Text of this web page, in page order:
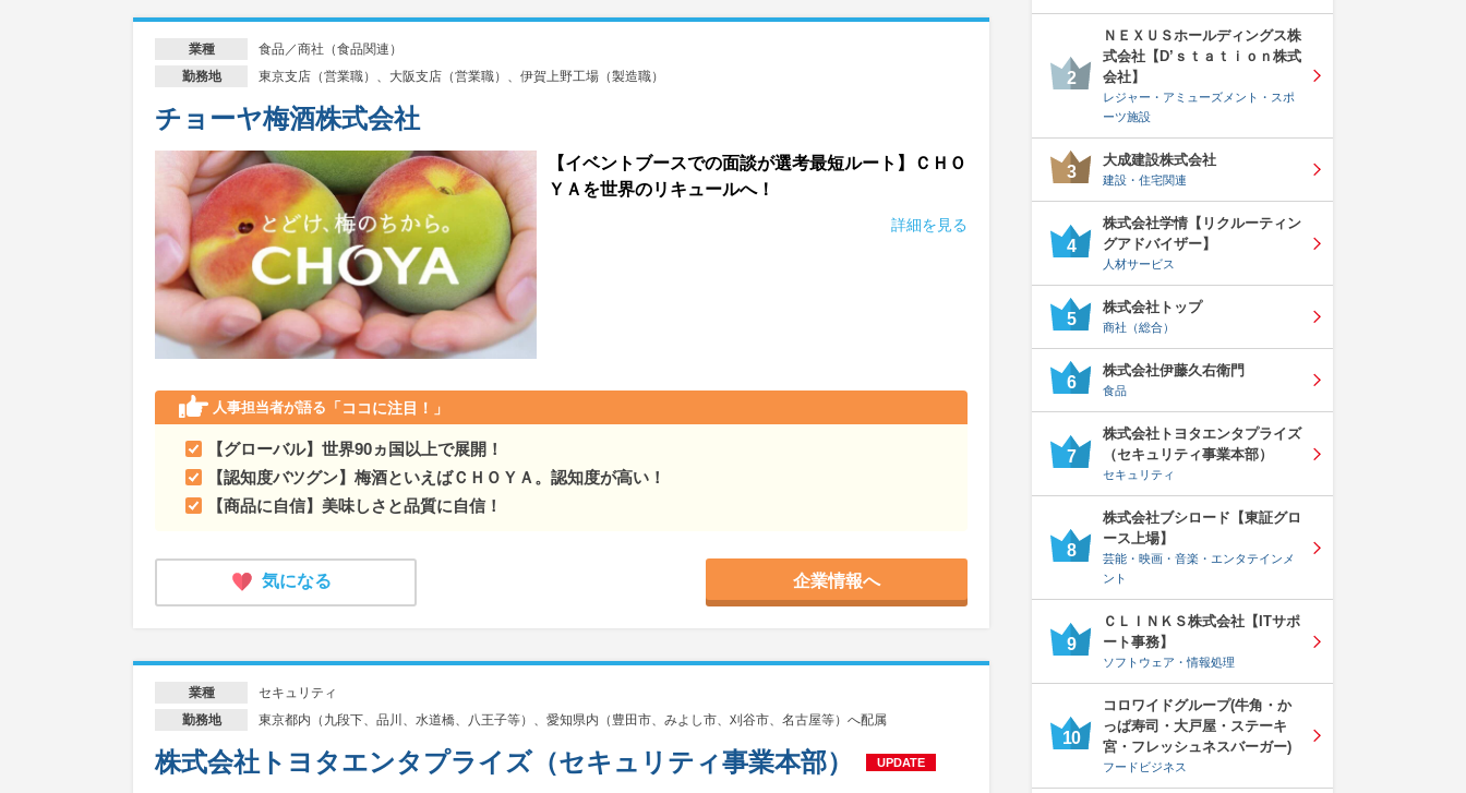
業種 食品／商社（食品関連）
勤務地 東京支店（営業職）、大阪支店（営業職）、伊賀上野工場（製造職）
チョーヤ梅酒株式会社
【イベントブースでの面談が選考最短ルート】ＣＨＯ
ＹＡを世界のリキュールへ！
詳細を見る
人事担当者が語る 「ココに注目！」
【グローバル】世界90ヵ国以上で展開！
【認知度バツグン】梅酒といえばＣＨＯＹＡ。認知度が高い！
【商品に自信】美味しさと品質に自信！
気になる 企業情報へ
業種 セキュリティ
勤務地 東京都内（九段下、品川、水道橋、八王子等）、愛知県内（豊田市、みよし市、刈谷市、名古屋等）へ配属
株式会社トヨタエンタプライズ（セキュリティ事業本部） UPDATE
2
ＮＥＸＵＳホールディングス株
式会社【D’ｓｔａｔｉｏｎ株式
会社】
レジャー・アミューズメント・スポ
ーツ施設
3
大成建設株式会社
建設・住宅関連
4
株式会社学情【リクルーティン
グアドバイザー】
人材サービス
5
株式会社トップ
商社（総合）
6
株式会社伊藤久右衛門
食品
7
株式会社トヨタエンタプライズ
（セキュリティ事業本部）
セキュリティ
8
株式会社ブシロード【東証グロ
ース上場】
芸能・映画・音楽・エンタテインメ
ント
9
ＣＬＩＮＫＳ株式会社【ITサポ
ート事務】
ソフトウェア・情報処理
10
コロワイドグループ(牛角・か
っぱ寿司・大戸屋・ステーキ
宮・フレッシュネスバーガー)
フードビジネス